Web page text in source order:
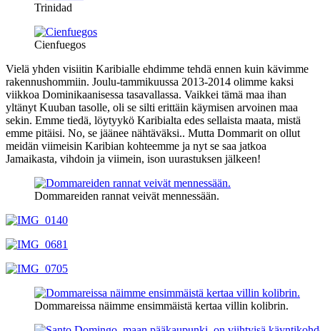
Trinidad
Cienfuegos
Vielä yhden visiitin Karibialle ehdimme tehdä ennen kuin kävimme
rakennushommiin. Joulu-tammikuussa 2013-2014 olimme kaksi
viikkoa Dominikaanisessa tasavallassa. Vaikkei tämä maa ihan
yltänyt Kuuban tasolle, oli se silti erittäin käymisen arvoinen maa
sekin. Emme tiedä, löytyykö Karibialta edes sellaista maata, mistä
emme pitäisi. No, se jäänee nähtäväksi.. Mutta Dommarit on ollut
meidän viimeisin Karibian kohteemme ja nyt se saa jatkoa
Jamaikasta, vihdoin ja viimein, ison uurastuksen jälkeen!
Dommareiden rannat veivät mennessään.
Dommareissa näimme ensimmäistä kertaa villin kolibrin.